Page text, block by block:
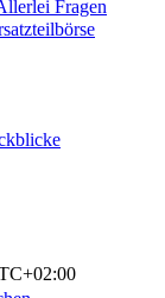
Fragen